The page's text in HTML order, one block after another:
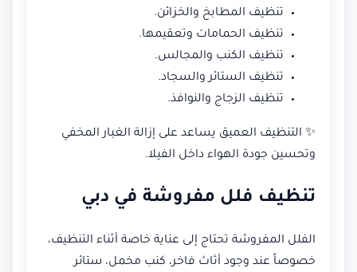
تنظيف المطابخ والخزائن.
تنظيف الحمامات وتعقيمها.
تنظيف الكنب والمجالس.
تنظيف الستائر والسجاد.
تنظيف الزجاج والنوافذ.
✨ التنظيف العميق يساعد على إزالة الغبار المخفي
وتحسين جودة الهواء داخل الفيلا.
تنظيف فلل مفروشة في دبي
الفلل المفروشة تحتاج إلى عناية خاصة أثناء التنظيف،
خصوصاً عند وجود أثاث فاخر، كنب مخمل، ستائر